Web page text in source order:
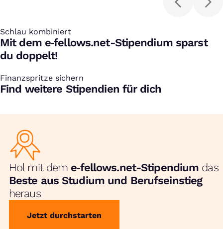
Schlau kombiniert
:
Mit dem e‑fellows.net-Stipendium sparst
du doppelt!
Finanzspritze sichern
:
Find weitere Stipendien für dich
Hol mit dem e‑fellows.net-Stipendium das
Beste aus Studium und Berufseinstieg
heraus
Jetzt durchstarten